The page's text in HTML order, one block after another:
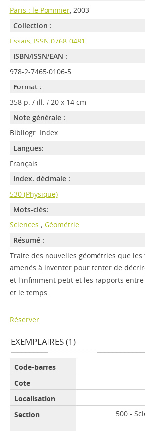
Paris : le Pommier, 2003
Collection :
Essais, ISSN 0768-0481
ISBN/ISSN/EAN :
978-2-7465-0106-5
Format :
358 p. / ill. / 20 x 14 cm
Note générale :
Bibliogr. Index
Langues:
Français
Index. décimale :
530 (Physique)
Mots-clés:
Sciences ; Géométrie
Résumé :
Traite des nouvelles géométries que
amenés à inventer pour tenter de
et l'infiniment petit et les rapports entre
et le temps.
Réserver
EXEMPLAIRES (1)
500 -